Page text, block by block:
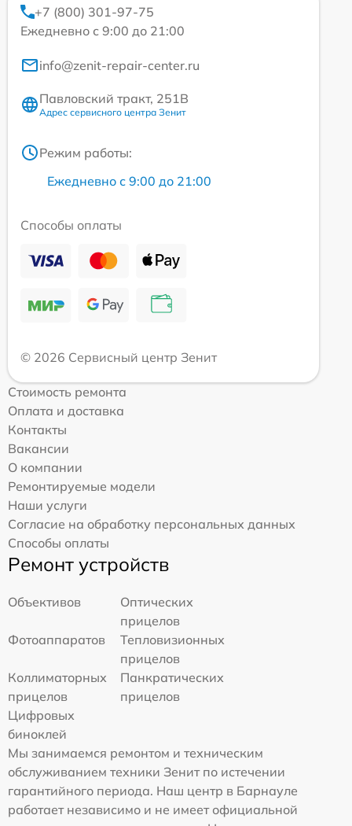
+7 (800) 301-97-75
Ежедневно с 9:00 до 21:00
info@zenit-repair-center.ru
Павловский тракт, 251В
Адрес сервисного центра Зенит
Режим работы:
Ежедневно с 9:00 до 21:00
Способы оплаты
© 2026 Сервисный центр Зенит
Стоимость ремонта
Оплата и доставка
Контакты
Вакансии
О компании
Ремонтируемые модели
Наши услуги
Согласие на обработку персональных данных
Способы оплаты
Ремонт устройств
Объективов
Оптических
прицелов
Фотоаппаратов
Тепловизионных
прицелов
Коллиматорных
прицелов
Панкратических
прицелов
Цифровых
биноклей
Мы занимаемся ремонтом и техническим
обслуживанием техники Зенит по истечении
гарантийного периода. Наш центр в Барнауле
работает независимо и не имеет официальной